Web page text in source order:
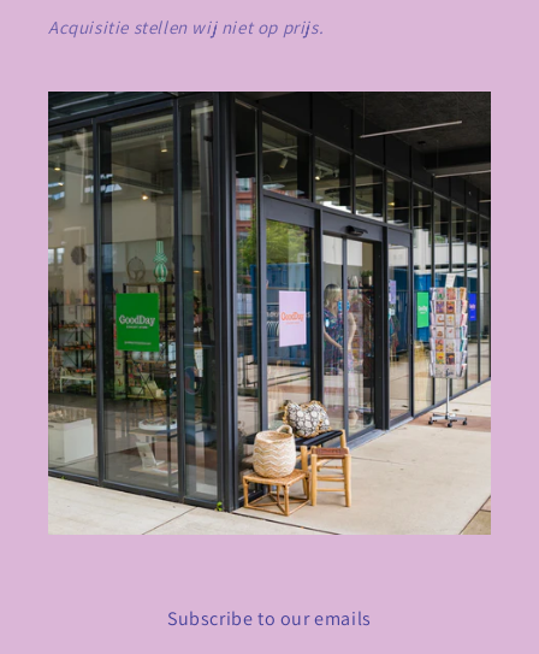
Acquisitie stellen wij niet op prijs.
Subscribe to our emails